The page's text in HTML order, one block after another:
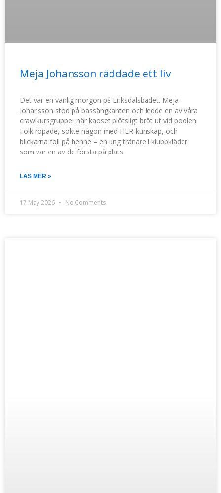
Meja Johansson räddade ett liv
Det var en vanlig morgon på Eriksdalsbadet. Meja
Johansson stod på bassängkanten och ledde en av våra
crawlkursgrupper när kaoset plötsligt bröt ut vid poolen.
Folk ropade, sökte någon med HLR-kunskap, och
blickarna föll på henne – en ung tränare i klubbkläder
som var en av de första på plats.
LÄS MER »
17 May 2026 No Comments